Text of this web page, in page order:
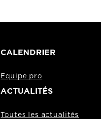
CALENDRIER
Equipe pro
ACTUALITÉS
Toutes les actualités